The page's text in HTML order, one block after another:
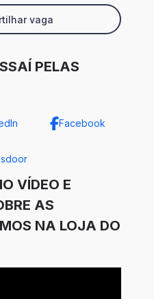
vaga
PELAS
Facebook
VÍDEO E
AS
NA LOJA DO